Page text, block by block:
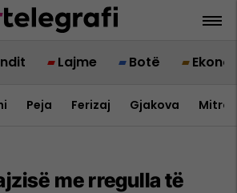
Lajme Botë
Peja Ferizaj Gjakova
me rregulla të